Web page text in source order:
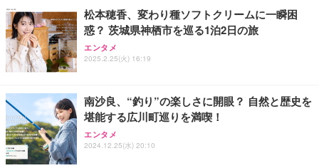
務用 おしゃれ パソコンチェア (ブラック)
Sezlife オフィスチェア デスクチェア 疲れない テレ
ワーク チェア 強化バックレスト 30度ロッキング機
能 人間工学 椅子 腰サポート 90度跳ね上げ式アーム
務用 おしゃれ パソコンチェア (ホワイト)
ANDWINT オフィスチェア デスクチェア 肘なし メ
ッシュ 通気性 ランバーサポート付き 腰サポート ガ
ス圧無段階昇降 360度回転 キャスター付き コンパク
【整備済み品】Dell E2724HS 27インチ 液晶モニタ
ー フルHD（1920×1080）VA 非光沢 HDMI/DisplayP
ort/VGA スピーカー内蔵 高さ調整 スイベル VESA対
【MiniLED/24.5inch/280Hz/FHD】GRAPHT THE S
HOOTER Gaming Monitor 24” Essential ゲーミン
グモニター QD 24.5インチ 1ms FHD 量子ドット 残
Smart Basic(スマートベーシック) 【Amazon.co.jp
限定】 Smart Basic アイリスオーヤマ ペットシーツ
超厚型 お徳用 ワイド 100枚入 (x 1) (ケース販売)
アイリスオーヤマ ペットシーツ 超厚型 お徳用 レギ
ュラー 200枚入【Amazon.co.jp限定】
松本穂香、変わり種ソフトクリームに一瞬困
惑？ 茨城県神栖市を巡る1泊2日の旅
エンタメ
2025.2.25(火) 16:19
南沙良、“釣り”の楽しさに開眼？ 自然と歴史を
堪能する広川町巡りを満喫！
エンタメ
2024.12.25(水) 20:10